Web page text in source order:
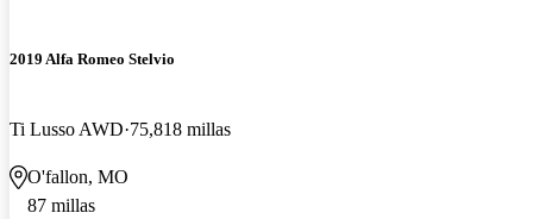
2019 Alfa Romeo Stelvio
Ti Lusso AWD 75,818 millas
O'fallon, MO
87 millas